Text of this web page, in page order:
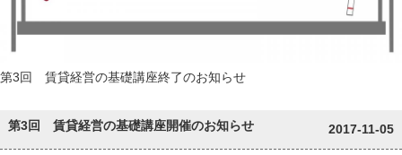
第3回 賃貸経営の基礎講座終了のお知らせ
第3回 賃貸経営の基礎講座開催のお知らせ 2017-11-05